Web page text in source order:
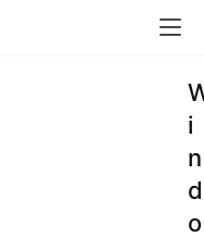
i
n
d
o